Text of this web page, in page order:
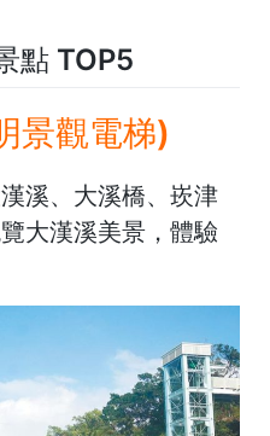
點 TOP5
景觀電梯)
溪、大溪橋、崁津
大漢溪美景，體驗